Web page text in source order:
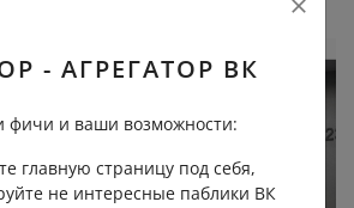
- АГРЕГАТОР ВК
фичи и ваши возможности:
главную страницу под себя,
не интересные паблики ВК